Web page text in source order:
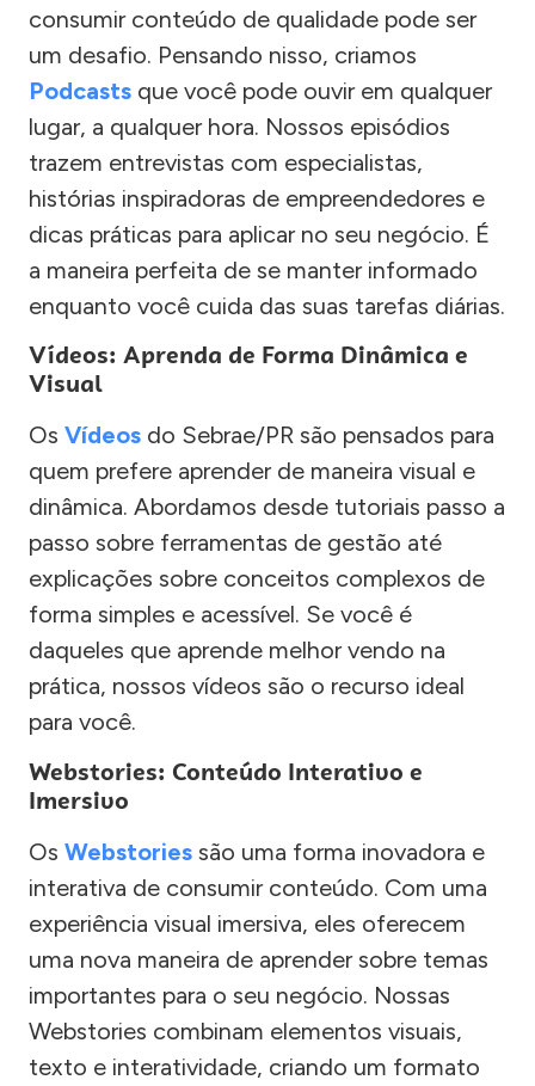
consumir conteúdo de qualidade pode ser
um desafio. Pensando nisso, criamos
Podcasts que você pode ouvir em qualquer
lugar, a qualquer hora. Nossos episódios
trazem entrevistas com especialistas,
histórias inspiradoras de empreendedores e
dicas práticas para aplicar no seu negócio. É
a maneira perfeita de se manter informado
enquanto você cuida das suas tarefas diárias.
Vídeos: Aprenda de Forma Dinâmica e
Visual
Os Vídeos do Sebrae/PR são pensados para
quem prefere aprender de maneira visual e
dinâmica. Abordamos desde tutoriais passo a
passo sobre ferramentas de gestão até
explicações sobre conceitos complexos de
forma simples e acessível. Se você é
daqueles que aprende melhor vendo na
prática, nossos vídeos são o recurso ideal
para você.
Webstories: Conteúdo Interativo e
Imersivo
Os Webstories são uma forma inovadora e
interativa de consumir conteúdo. Com uma
experiência visual imersiva, eles oferecem
uma nova maneira de aprender sobre temas
importantes para o seu negócio. Nossas
Webstories combinam elementos visuais,
texto e interatividade, criando um formato